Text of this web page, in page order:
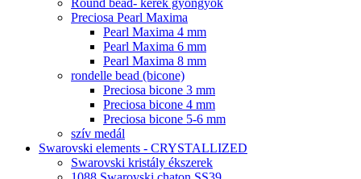
Round bead- kerek gyöngyök
Preciosa Pearl Maxima
Pearl Maxima 4 mm
Pearl Maxima 6 mm
Pearl Maxima 8 mm
rondelle bead (bicone)
Preciosa bicone 3 mm
Preciosa bicone 4 mm
Preciosa bicone 5-6 mm
szív medál
Swarovski elements - CRYSTALLIZED
Swarovski kristály ékszerek